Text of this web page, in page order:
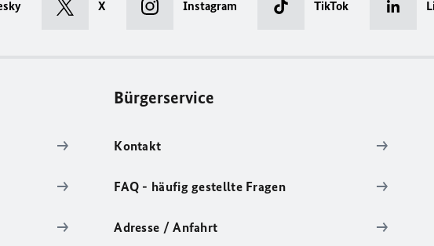
X Instagram TikTok
Bürgerservice
Kontakt
FAQ - häufig gestellte Fragen
Adresse / Anfahrt